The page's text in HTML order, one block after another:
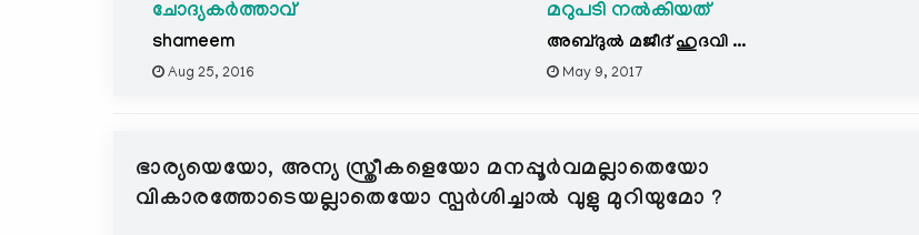
ചോദ്യകർത്താവ്
shameem
Aug 25, 2016
മറുപടി നൽകിയത്
അബ്ദുല്‍ മജീദ് ഹുദവി ...
May 9, 2017
ഭാര്യയെയോ, അന്യ സ്ത്രീകളെയോ മനപ്പൂര്‍വമല്ലാതെയോ
വികാരത്തോടെയല്ലാതെയോ സ്പര്‍ശിച്ചാല്‍ വുളു മുറിയുമോ ?